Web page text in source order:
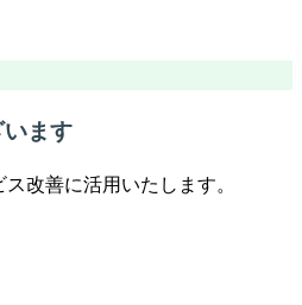
ます
改善に活用いたします。